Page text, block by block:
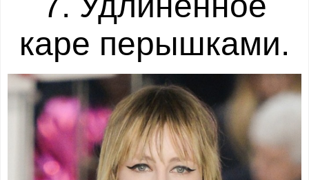
каре перышками.